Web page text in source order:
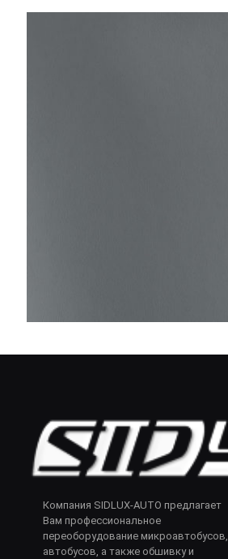
Компания SIDLUX-AUTO предлагает
Вам профессиональное
переоборудование микроавтобусов,
автобусов, а также обшивку и